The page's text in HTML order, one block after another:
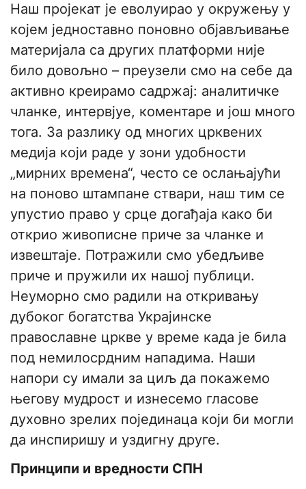
Наш пројекат је еволуирао у окружењу у
којем једноставно поновно објављивање
материјала са других платформи није
било довољно – преузели смо на себе да
активно креирамо садржај: аналитичке
чланке, интервјуе, коментаре и још много
тога. За разлику од многих црквених
медија који раде у зони удобности
„мирних времена“, често се ослањајући
на поново штампане ствари, наш тим се
упустио право у срце догађаја како би
открио живописне приче за чланке и
извештаје. Потражили смо убедљиве
приче и пружили их нашој публици.
Неуморно смо радили на откривању
дубоког богатства Украјинске
православне цркве у време када је била
под немилосрдним нападима. Наши
напори су имали за циљ да покажемо
његову мудрост и изнесемо гласове
духовно зрелих појединаца који би могли
да инспиришу и уздигну друге.
Принципи и вредности СПН